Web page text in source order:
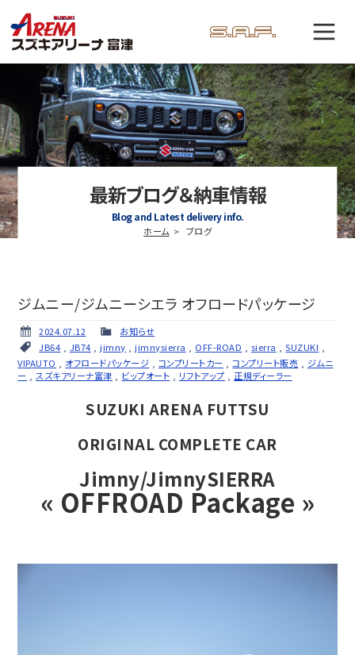
最新ブログ＆納車情報
Blog and Latest delivery info.
ホーム ブログ
ジムニー/ジムニーシエラ オフロードパッケージ
2024.07.12
お知らせ
JB64
JB74 ,jimny ,jimnysierra OFF-ROAD sierra ,SUZUKI
VIPAUTO
オフロードパッケージ コンプリートカー ,コンプリート販売
ジムニ
ー
スズキアリーナ富津 ビップオート リフトアップ 正規ディーラー
SUZUKI ARENA FUTTSU
ORIGINAL COMPLETE CAR
Jimny/JimnySIERRA
« OFFROAD Package »